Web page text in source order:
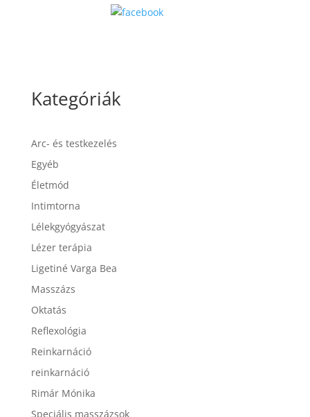
Facebook
Kategóriák
Arc- és testkezelés
Egyéb
Életmód
Intimtorna
Lélekgyógyászat
Lézer terápia
Ligetiné Varga Bea
Masszázs
Oktatás
Reflexológia
Reinkarnáció
reinkarnáció
Rimár Mónika
Speciális masszázsok